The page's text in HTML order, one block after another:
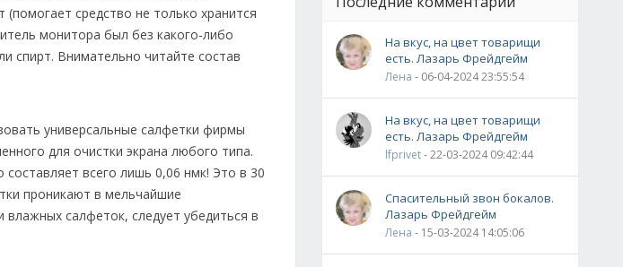
средство не только хранится
монитора был без какого-либо
спирт. Внимательно читайте состав
универсальные салфетки фирмы
для очистки экрана любого типа.
всего лишь 0,06 нмк! Это в 30
проникают в мельчайшие
салфеток, следует убедиться в
На вкус, на цвет товарищи
есть. Лазарь Фрейдгейм
Лена - 06-04-2024 23:55:54
На вкус, на цвет товарищи
есть. Лазарь Фрейдгейм
lfprivet- 22-03-2024 09:42:44
Спасительный звон бокалов.
Лазарь Фрейдгейм
Лена - 15-03-2024 14:05:06